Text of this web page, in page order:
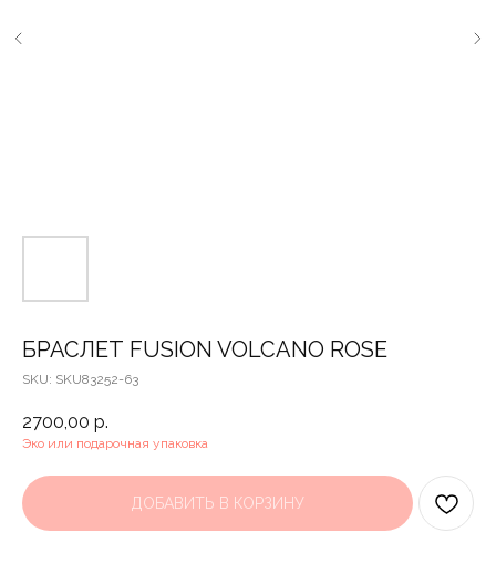
БРАСЛЕТ FUSION VOLCANO ROSE
SKU: SKU83252-63
2700,00 р.
Эко или подарочная упаковка
ДОБАВИТЬ В КОРЗИНУ